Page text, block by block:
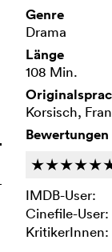
Genre
Drama
Länge
108 Min.
Korsisch,
Bewertungen
ccccc
IMDB-User:
Cinefile-User:
KritikerInnen: